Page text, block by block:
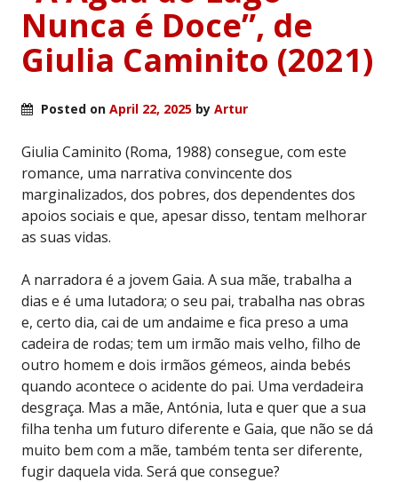
Nunca é Doce”, de
Giulia Caminito (2021)
Posted on April 22, 2025 by Artur
Giulia Caminito (Roma, 1988) consegue, com este
romance, uma narrativa convincente dos
marginalizados, dos pobres, dos dependentes dos
apoios sociais e que, apesar disso, tentam melhorar
as suas vidas.
A narradora é a jovem Gaia. A sua mãe, trabalha a
dias e é uma lutadora; o seu pai, trabalha nas obras
e, certo dia, cai de um andaime e fica preso a uma
cadeira de rodas; tem um irmão mais velho, filho de
outro homem e dois irmãos gémeos, ainda bebés
quando acontece o acidente do pai. Uma verdadeira
desgraça. Mas a mãe, Antónia, luta e quer que a sua
filha tenha um futuro diferente e Gaia, que não se dá
muito bem com a mãe, também tenta ser diferente,
fugir daquela vida. Será que consegue?